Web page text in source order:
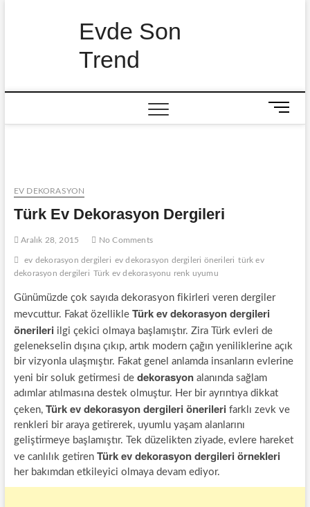
Evde Son
Trend
M
e
EV DEKORASYON
Türk Ev Dekorasyon Dergileri
Aralık 28, 2015 No Comments
ev dekorasyon dergileri ev dekorasyon dergileri önerileri türk ev
dekorasyon dergileri Türk ev dekorasyonu renk uyumu
Günümüzde çok sayıda dekorasyon fikirleri veren dergiler
mevcuttur. Fakat özellikle Türk ev dekorasyon dergileri
önerileri ilgi çekici olmaya başlamıştır. Zira Türk evleri de
gelenekselin dışına çıkıp, artık modern çağın yeniliklerine açık
bir vizyonla ulaşmıştır. Fakat genel anlamda insanların evlerine
yeni bir soluk getirmesi de dekorasyon alanında sağlam
adımlar atılmasına destek olmuştur. Her bir ayrıntıya dikkat
çeken, Türk ev dekorasyon dergileri önerileri farklı zevk ve
renkleri bir araya getirerek, uyumlu yaşam alanlarını
geliştirmeye başlamıştır. Tek düzelikten ziyade, evlere hareket
ve canlılık getiren Türk ev dekorasyon dergileri örnekleri
her bakımdan etkileyici olmaya devam ediyor.